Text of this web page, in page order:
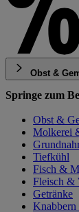
Obst &
Springe zum
Obst &
Molkerei
Tiefkühl
Fisch &
Fleisch &
Getränke
Knabbern